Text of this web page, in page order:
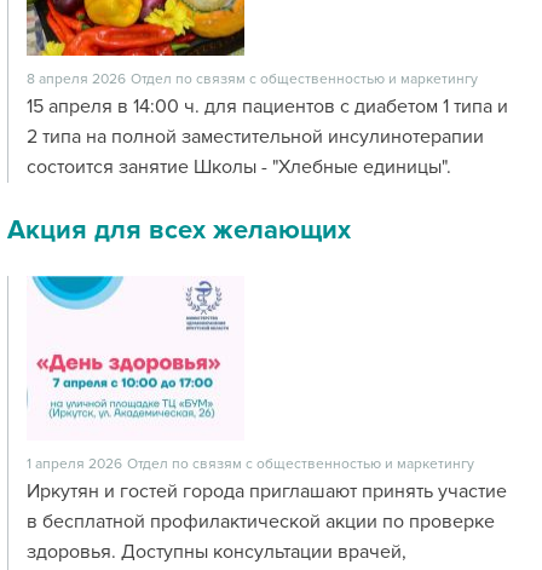
8 апреля 2026 Отдел по связям с общественностью и маркетингу
15 апреля в 14:00 ч. для пациентов с диабетом 1 типа и
2 типа на полной заместительной инсулинотерапии
состоится занятие Школы - "Хлебные единицы".
Акция для всех желающих
1 апреля 2026 Отдел по связям с общественностью и маркетингу
Иркутян и гостей города приглашают принять участие
в бесплатной профилактической акции по проверке
здоровья. Доступны консультации врачей,